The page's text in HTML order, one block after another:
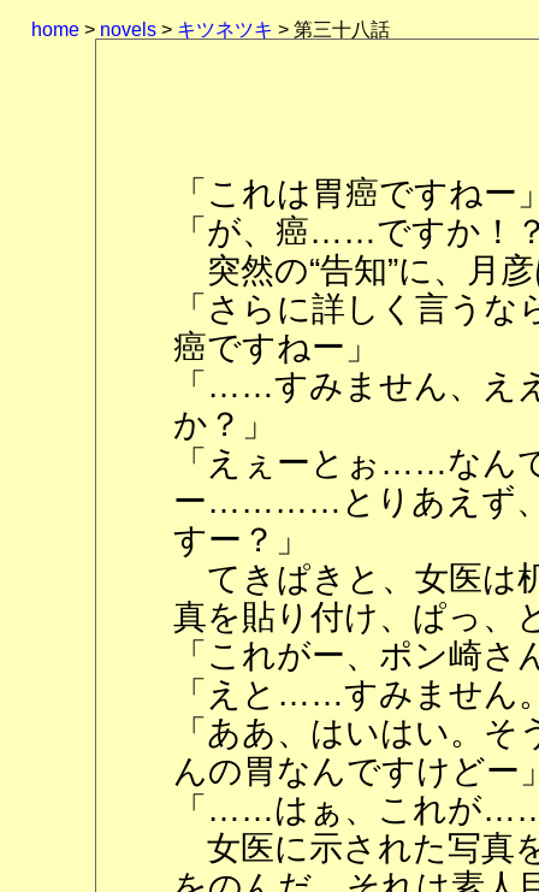
「これは胃癌ですねー
「が、癌……ですか！
突然の“告知”に、月
「さらに詳しく言う
癌ですねー」
「……すみません、
か？」
「えぇーとぉ……なん
ー…………とりあえず、
すー？」
てきぱきと、女医は
真を貼り付け、ぱっ、
「これがー、ポン崎
「えと……すみません
「ああ、はいはい。
んの胃なんですけどー
「……はぁ、これが
女医に示された写真
home > novels > キツネツキ > 第三十八話